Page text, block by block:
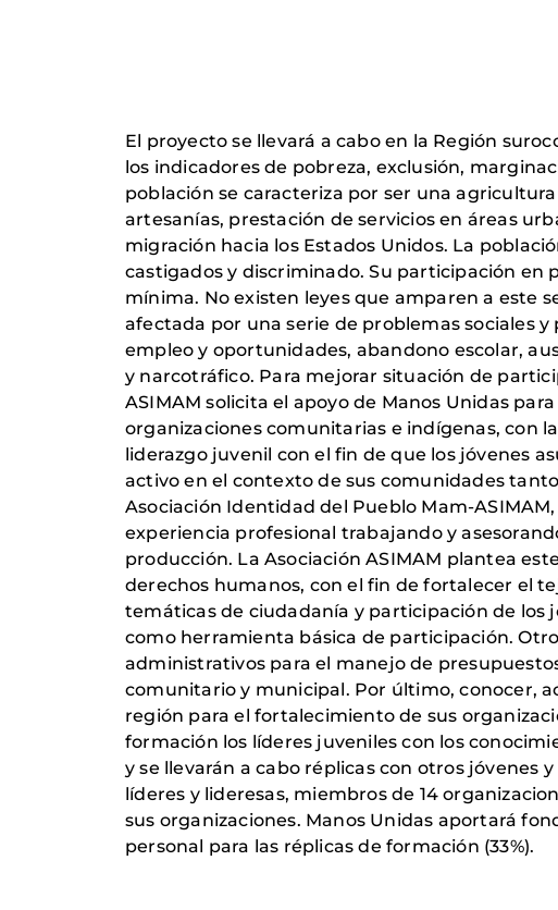
El proyecto se llevará a cabo en la Región
los indicadores de pobreza, exclusión,
población se caracteriza por ser una
artesanías, prestación de servicios en áreas
migración hacia los Estados Unidos. La
castigados y discriminado. Su participación en
mínima. No existen leyes que amparen a este
afectada por una serie de problemas sociales
empleo y oportunidades, abandono escolar,
y narcotráfico. Para mejorar situación de
ASIMAM solicita el apoyo de Manos Unidas
organizaciones comunitarias e indígenas, con
liderazgo juvenil con el fin de que los jóvenes
activo en el contexto de sus comunidades
Asociación Identidad del Pueblo Mam-
experiencia profesional trabajando y
producción. La Asociación ASIMAM plantea
derechos humanos, con el fin de fortalecer el
temáticas de ciudadanía y participación de los
como herramienta básica de participación.
administrativos para el manejo de
comunitario y municipal. Por último, conocer,
región para el fortalecimiento de sus
formación los líderes juveniles con los
y se llevarán a cabo réplicas con otros jóvenes
líderes y lideresas, miembros de 14
sus organizaciones. Manos Unidas aportará
personal para las réplicas de formación (33%).